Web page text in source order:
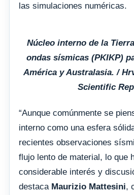
las simulaciones numéricas.
Núcleo interno de la
ondas sísmicas (PKIKP)
América y Australasia. /
Scientific
“Aunque comúnmente se
interno como una esfera
recientes observaciones
flujo lento de material, lo que
considerable interés y
destaca Maurizio Mattesini,